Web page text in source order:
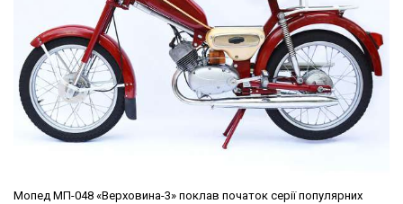
Мопед МП-048 «Верховина-3» поклав початок серії популярних